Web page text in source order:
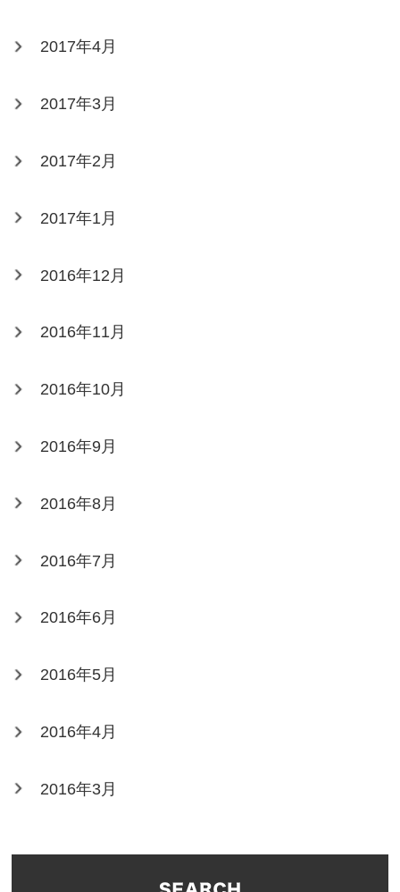
2017年4月
2017年3月
2017年2月
2017年1月
2016年12月
2016年11月
2016年10月
2016年9月
2016年8月
2016年7月
2016年6月
2016年5月
2016年4月
2016年3月